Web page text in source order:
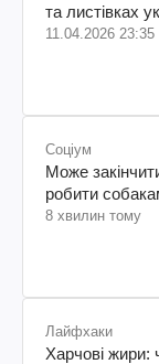
та листівках
11.04.2026 23:35
Соціум
Може
робити
8 хвилин тому
Лайфхаки
Харчові жири: